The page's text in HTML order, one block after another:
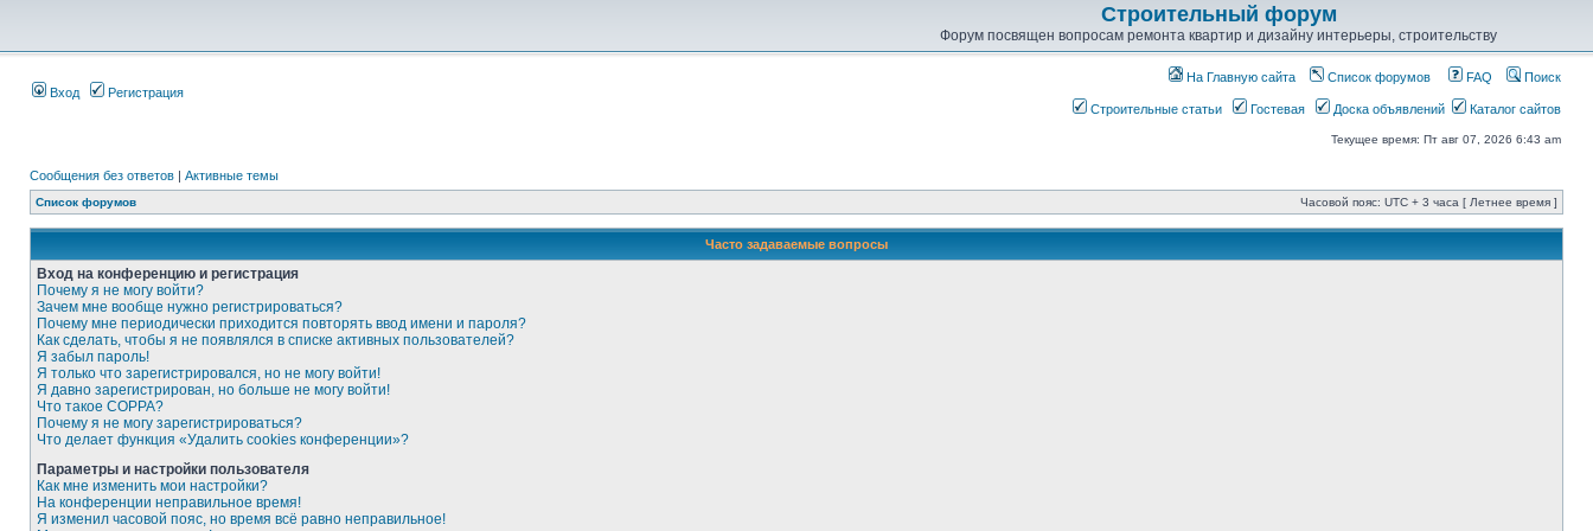
Строительный форум
Форум посвящен вопросам ремонта квартир и дизайну интерьеры, строительству
Вход Регистрация
На Главную сайта Список форумов FAQ Поиск
Строительные статьи Гостевая Доска объявлений Каталог сайтов
Текущее время: Пт авг 07, 2026 6:43 am
Сообщения без ответов | Активные темы
Список форумов Часовой пояс: UTC + 3 часа [ Летнее время ]
Часто задаваемые вопросы
Вход на конференцию и регистрация
Почему я не могу войти?
Зачем мне вообще нужно регистрироваться?
Почему мне периодически приходится повторять ввод имени и пароля?
Как сделать, чтобы я не появлялся в списке активных пользователей?
Я забыл пароль!
Я только что зарегистрировался, но не могу войти!
Я давно зарегистрирован, но больше не могу войти!
Что такое COPPA?
Почему я не могу зарегистрироваться?
Что делает функция «Удалить cookies конференции»?
Параметры и настройки пользователя
Как мне изменить мои настройки?
На конференции неправильное время!
Я изменил часовой пояс, но время всё равно неправильное!